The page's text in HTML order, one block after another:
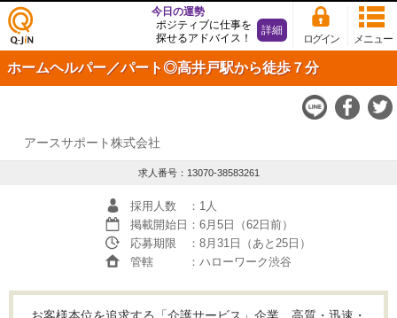
仕事
探し
の求
Q-JiN
メニュー
ログイン
今日の運勢
ポジティブに仕事を
探せるアドバイス！
詳細
ホームヘルパー／パート◎高井戸駅から徒歩７分
アースサポート株式会社
求人番号：13070-38583261
採用人数
：1人
掲載開始日 ：6月5日（62日前）
応募期限
：8月31日（あと25日）
管轄
：ハローワーク渋谷